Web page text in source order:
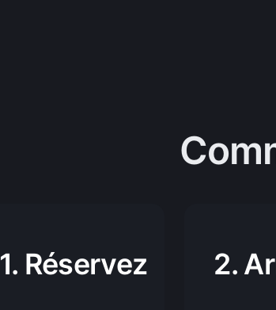
1. Réservez 2.